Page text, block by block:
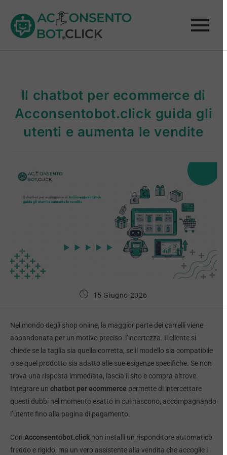
Il chatbot per ecommerce di
Acconsentobot.click guida gli
utenti e aumenta le vendite
15 Giugno 2026
Nel mondo degli shop online, la maggior parte dei carrelli viene
abbandonata per un motivo preciso: l’incertezza. Il cliente si
chiede se la taglia sia quella corretta, se il modello sia compatibile
o se quel prodotto sia adatto alle sue esigenze specifiche. Se non
trova una risposta immediata, lascia il sito e compra altrove.
Integrare un chatbot per ecommerce permette di intercettare
questi dubbi nel momento esatto in cui nascono, accompagnando
l’utente fino alla pagina di pagamento.
Con Acconsentobot.click non installi un risponditore automatico
freddo e rigido, ma un vero assistente alla vendita che accoglie i